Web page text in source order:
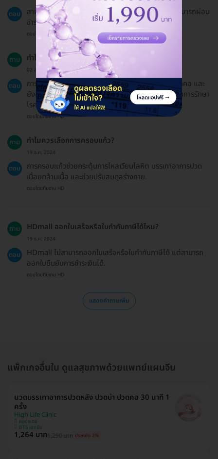
ตอบ
สามารถชำระเงินผ่านการโอนจ่ายหรือบัตรเครดิต และสามารถผ่อน
ชำระ 0% ผ่านบัตรเครดิตเมื่อยอดถึง 3,000 บาทขึ้นไป.
ตอบโดยทีมงาน HD
ถาม ทำไมควรเลือกบริการฝังเข็ม?
02 ส.ค. 2024
ตอบ
การฝังเข็มช่วยรักษาอาการปวดต่างๆ เช่น ปวดหลัง ปวดคอ และ
ยังช่วยกระตุ้นการทำงานของระบบประสาท รวมถึงช่วยในการรักษา
โรคต่างๆ อย่างเช่น โรคเครียดและปัญหานอนไม่หลับ.
ตอบโดยทีมงาน HD
ถาม ทำไมควรเลือกการครอบแก้ว?
19 ธ.ค. 2024
ตอบ
การครอบแก้วช่วยกระตุ้นการไหลเวียนโลหิต บรรเทาอาการปวด
เมื่อยกล้ามเนื้อ และช่วยปรับสมดุลร่างกาย.
ตอบโดยทีมงาน HD
ถาม HDmall ออกใบเสร็จหรือใบกำกับภาษีได้ไหม?
19 ธ.ค. 2024
ตอบ
HDmall ไม่สามารถออกใบเสร็จหรือใบกำกับภาษีได้ แต่สามารถ
ออกใบยืนยันการชำระเงินได้.
ตอบโดยทีมงาน HD
แสดงคำถามเพิ่ม
แพ็กเกจอื่นใน ดูแลสุขภาพด้วยแพทย์แผนจีน
นวดบรรเทาอาการปวดหลัง ปวดบ่า ปวดคอ 30 นาที 1
ครั้ง
High Life Clinic
คลองเตย
BTS เอกมัย
1,264 บาท1,290 บาท ประหยัด 2%